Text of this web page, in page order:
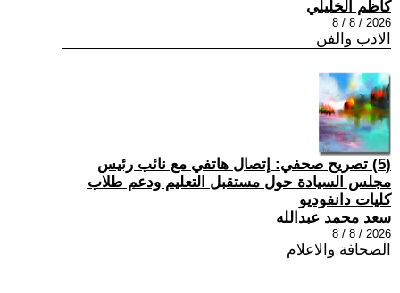
كاظم الخليلي
2026 / 8 / 8
الادب والفن
(5) تصريح صحفي: إتصال هاتفي مع نائب رئيس
مجلس السيادة حول مستقبل التعليم ودعم طلاب
كليات دانفوديو
سعد محمد عبدالله
2026 / 8 / 8
الصحافة والاعلام